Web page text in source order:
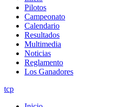
Pilotos
Campeonato
Calendario
Resultados
Multimedia
Noticias
Reglamento
Los Ganadores
tcp